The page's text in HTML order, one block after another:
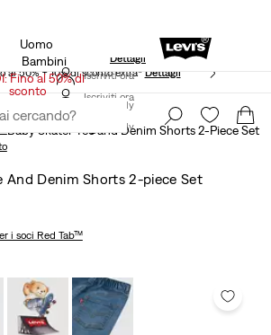
Unidays: Gli studenti ottengono il 20% di sconto
Dettagli
Iscriviti ora
Italy
Uomo
Bambini
Fino al 50% di
sconto
al 50% + 10% di sconto extra* Dettagli
Iscriviti ora
Italy
Baby Skater Tee and Denim Shorts 2-Piece Set
And Denim Shorts 2-piece Set
i soci Red Tab™